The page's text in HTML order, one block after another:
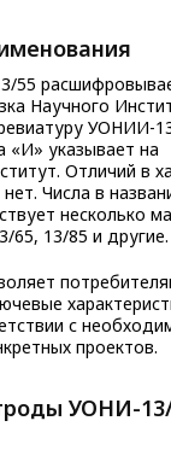
55
Научного
УОНИИ-
«И» указывает на
Отличий в
Числа в
несколько
65, 13/85 и другие.
с
проектов.
УОНИ-